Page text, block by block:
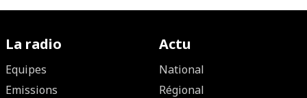
La radio
Equipes
Emissions
Actu
National
Régional